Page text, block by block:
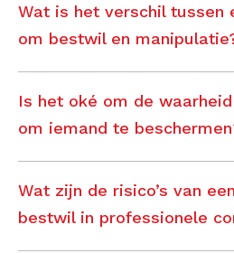
Wat is het verschil tussen
om bestwil en
Is het oké om de
om iemand te
Wat zijn de risico’s van
bestwil in professionele